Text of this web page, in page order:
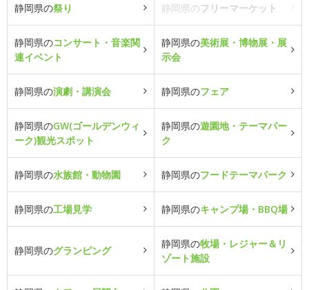
静岡県の祭り 静岡県のフリーマーケット
静岡県のコンサート・音楽関
連イベント
静岡県の美術展・博物展・展
示会
静岡県の演劇・講演会 静岡県のフェア
静岡県のGW(ゴールデンウィ
ーク)観光スポット
静岡県の遊園地・テーマパー
ク
静岡県の水族館・動物園 静岡県のフードテーマパーク
静岡県の工場見学 静岡県のキャンプ場・BBQ場
静岡県のグランピング
静岡県の牧場・レジャー＆リ
ゾート施設